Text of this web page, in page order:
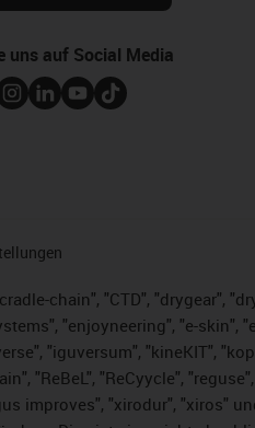
uns auf Social Media
chain", "CTD", "drygear",
"enjoyneering", "e-skin",
"iguversum", "kineKIT",
"ReBeL", "ReCyycle",
improves", "xirodur", "xiros"